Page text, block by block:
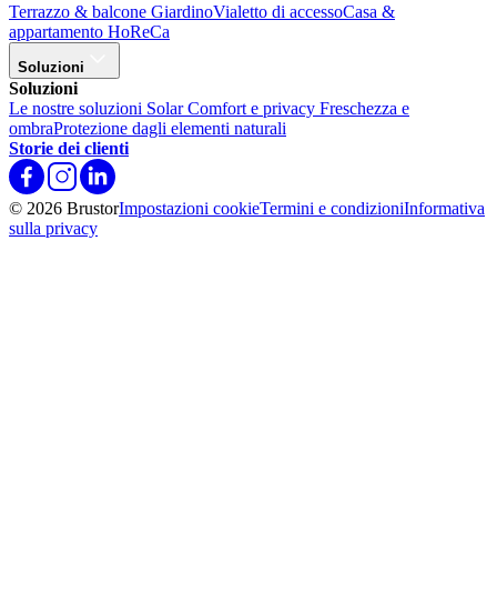
Terrazzo & balcone GiardinoVialetto di accessoCasa &
appartamento HoReCa
Soluzioni
Soluzioni
Le nostre soluzioni SolarComfort e privacy Freschezza e
ombraProtezione dagli elementi naturali
Storie dei clienti
© 2026 BrustorImpostazioni cookieTermini e condizioniInformativa
sulla privacy